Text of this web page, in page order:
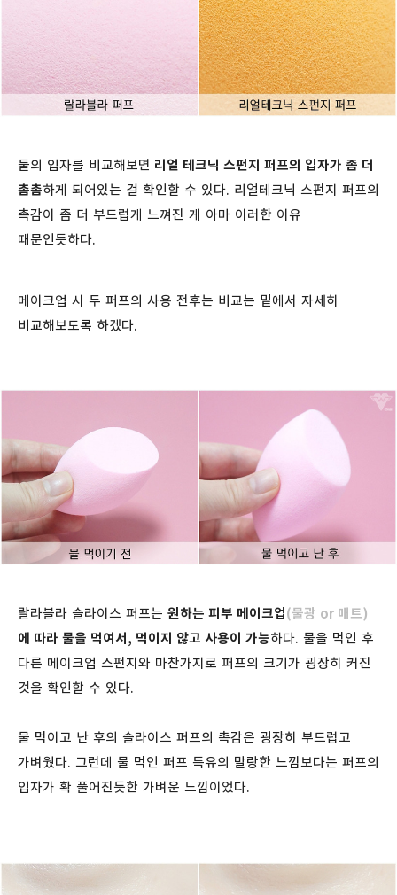
둘의 입자를 비교해보면 리얼 테크닉 스펀지 퍼프의 입자가 좀 더
촘촘하게 되어있는 걸 확인할 수 있다. 리얼테크닉 스펀지 퍼프의
촉감이 좀 더 부드럽게 느껴진 게 아마 이러한 이유
때문인듯하다.
메이크업 시 두 퍼프의 사용 전후는 비교는 밑에서 자세히
비교해보도록 하겠다.
랄라블라 슬라이스 퍼프는 원하는 피부 메이크업(물광 or 매트)
에 따라 물을 먹여서, 먹이지 않고 사용이 가능하다. 물을 먹인 후
다른 메이크업 스펀지와 마찬가지로 퍼프의 크기가 굉장히 커진
것을 확인할 수 있다.
물 먹이고 난 후의 슬라이스 퍼프의 촉감은 굉장히 부드럽고
가벼웠다. 그런데 물 먹인 퍼프 특유의 말랑한 느낌보다는 퍼프의
입자가 확 풀어진듯한 가벼운 느낌이었다.